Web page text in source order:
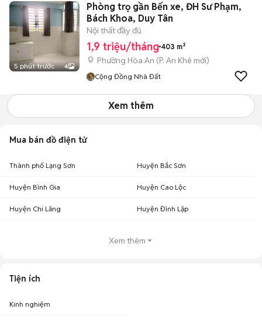
5 phút trước 4
Phòng trọ gần Bến xe, ĐH Sư Phạm,
Bách Khoa, Duy Tân
Nội thất đầy đủ
1,9 triệu/tháng 403 m²
Phường Hòa An (P. An Khê mới)
Cộng Đồng Nhà Đất
Xem thêm
Mua bán đồ điện tử
Thành phố Lạng Sơn Huyện Bắc Sơn
Huyện Bình Gia Huyện Cao Lộc
Huyện Chi Lăng Huyện Đình Lập
Xem thêm
Tiện ích
Kinh nghiệm